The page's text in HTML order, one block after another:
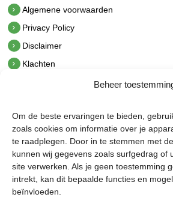
Beheer
Om de beste ervaringen te bieden,
zoals cookies om informatie over je
te raadplegen. Door in te stemmen met
kunnen wij gegevens zoals surfgedrag of
site verwerken. Als je geen toestemming
intrekt, kan dit bepaalde functies en
beïnvloeden.
Algemene voorwaarden
Privacy Policy
Disclaimer
Klachten
hetindustriehuis B.V.
De Hoek 1 1601 MR Enkhuizen
t.0228 53 00 40
e.info@hetindustriehuis.com
KVK 51483904
BTW NL850044522B01